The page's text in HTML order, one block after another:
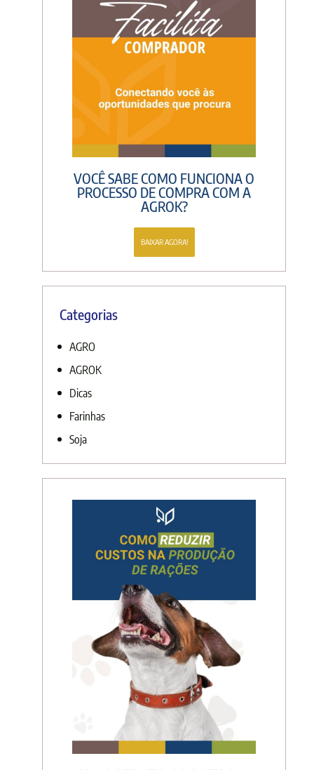
VOCÊ SABE COMO FUNCIONA O
PROCESSO DE COMPRA COM A
AGROK?
BAIXAR AGORA!
Categorias
AGRO
AGROK
Dicas
Farinhas
Soja